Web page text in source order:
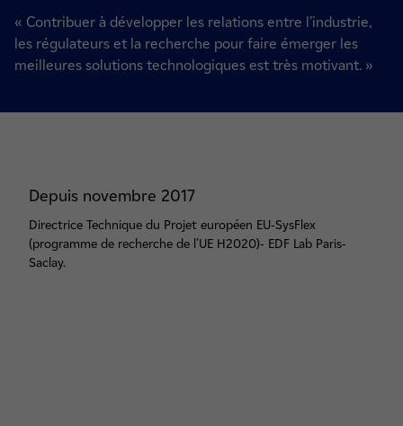
« Contribuer à développer les relations entre l’industrie,
les régulateurs et la recherche pour faire émerger les
meilleures solutions technologiques est très motivant. »
Depuis novembre 2017
Directrice Technique du Projet européen EU-SysFlex
(programme de recherche de l’UE H2020)- EDF Lab Paris-
Saclay.